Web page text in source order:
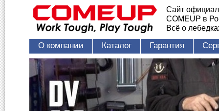
Сайт
COMEUP в
Всё о
О компании Каталог Гарантия